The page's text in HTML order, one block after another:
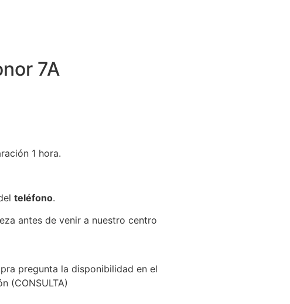
7A
1 hora.
teléfono.
antes de venir a nuestro centro
pregunta la disponibilidad en el
(CONSULTA)